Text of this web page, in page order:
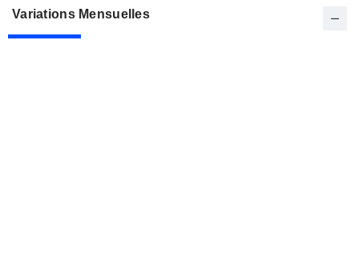
Variations Mensuelles